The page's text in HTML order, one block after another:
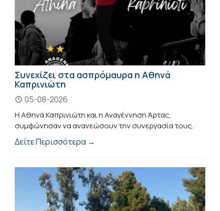
Συνεχίζει στα ασπρόμαυρα η Αθηνά
Καπρινιώτη
05-08-2026
Η Αθηνά Καπρινιώτη και η Αναγέννηση Άρτας,
συμφώνησαν να ανανεώσουν την συνεργασία τους.
Δείτε Περισσότερα →